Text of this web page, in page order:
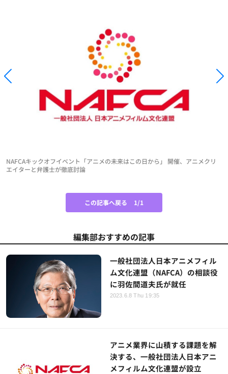
NAFCAキックオフイベント「アニメの未来はこの日から」 開催、アニメクリ
エイターと弁護士が徹底討論
この記事へ戻る 1/1
編集部おすすめの記事
一般社団法人日本アニメフィル
ム文化連盟（NAFCA）の相談役
に羽佐間道夫氏が就任
2023.6.8 Thu 19:35
アニメ業界に山積する課題を解
決する、一般社団法人日本アニ
メフィルム文化連盟が設立